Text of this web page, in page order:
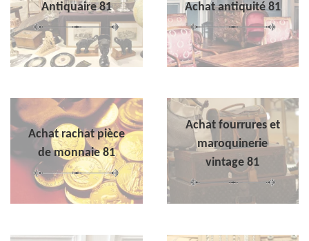
Antiquaire 81 Achat antiquité 81
Achat rachat pièce
de monnaie 81
Achat fourrures et
maroquinerie
vintage 81